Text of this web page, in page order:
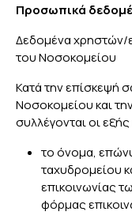
Προσωπικά
Δεδομένα χρηστών/
του Νοσοκομείου
Κατά την επίσκεψή
Νοσοκομείου και
συλλέγονται οι
το όνομα,
ταχυδρομείου
επικοινωνίας
φόρμας